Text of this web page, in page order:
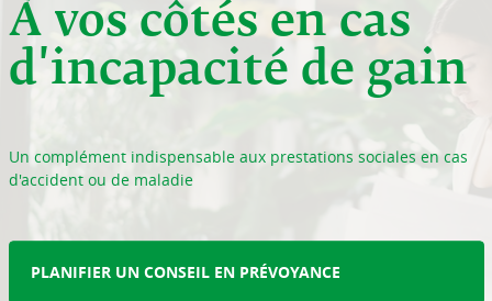
À vos côtés en cas
d'incapacité de gain
Un complément indispensable aux prestations sociales en cas
d'accident ou de maladie
PLANIFIER UN CONSEIL EN PRÉVOYANCE